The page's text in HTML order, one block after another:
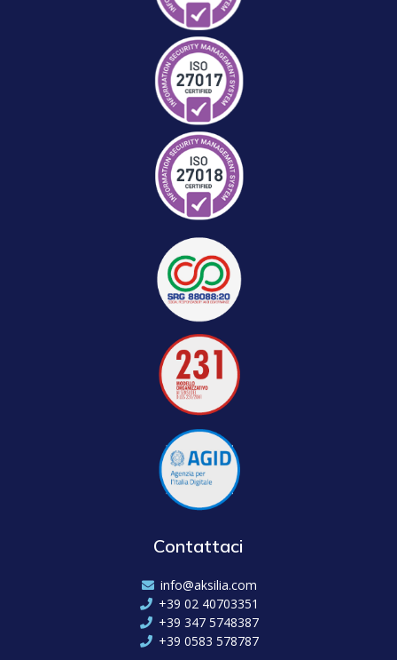
Contattaci
info@aksilia.com
+39 02 40703351
+39 347 5748387
+39 0583 578787